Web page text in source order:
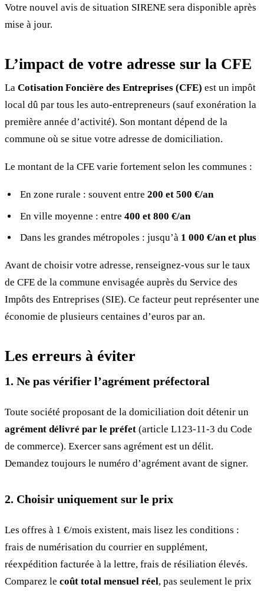
Votre nouvel avis de situation SIRENE sera disponible après
mise à jour.
L’impact de votre adresse sur la CFE
La Cotisation Foncière des Entreprises (CFE) est un impôt
local dû par tous les auto-entrepreneurs (sauf exonération la
première année d’activité). Son montant dépend de la
commune où se situe votre adresse de domiciliation.
Le montant de la CFE varie fortement selon les communes :
En zone rurale : souvent entre 200 et 500 €/an
En ville moyenne : entre 400 et 800 €/an
Dans les grandes métropoles : jusqu’à 1 000 €/an et plus
Avant de choisir votre adresse, renseignez-vous sur le taux
de CFE de la commune envisagée auprès du Service des
Impôts des Entreprises (SIE). Ce facteur peut représenter une
économie de plusieurs centaines d’euros par an.
Les erreurs à éviter
1. Ne pas vérifier l’agrément préfectoral
Toute société proposant de la domiciliation doit détenir un
agrément délivré par le préfet (article L123-11-3 du Code
de commerce). Exercer sans agrément est un délit.
Demandez toujours le numéro d’agrément avant de signer.
2. Choisir uniquement sur le prix
Les offres à 1 €/mois existent, mais lisez les conditions :
frais de numérisation du courrier en supplément,
réexpédition facturée à la lettre, frais de résiliation élevés.
Comparez le coût total mensuel réel, pas seulement le prix